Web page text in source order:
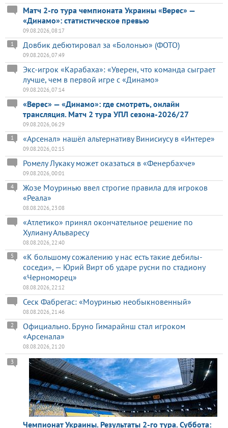
Матч 2-го тура чемпионата Украины «Верес» —
«Динамо»: статистическое превью
09.08.2026, 08:17
Довбик дебютировал за «Болонью» (ФОТО)
1
09.08.2026, 07:49
Экс-игрок «Карабаха»: «Уверен, что команда сыграет
лучше, чем в первой игре с «Динамо»
09.08.2026, 07:14
«Верес» — «Динамо»: где смотреть, онлайн
трансляция. Матч 2 тура УПЛ сезона-2026/27
09.08.2026, 06:29
«Арсенал» нашёл альтернативу Винисиусу в «Интере»
1
09.08.2026, 02:15
Ромелу Лукаку может оказаться в «Фенербахче»
09.08.2026, 00:01
Жозе Моуринью ввел строгие правила для игроков
«Реала»
4
08.08.2026, 23:08
«Атлетико» принял окончательное решение по
Хулиану Альваресу
08.08.2026, 22:40
«К большому сожалению у нас есть такие дебилы-
соседи», — Юрий Вирт об ударе русни по стадиону
«Черноморец»
5
08.08.2026, 22:12
Сеск Фабрегас: «Моуринью необыкновенный»
08.08.2026, 21:46
Официально. Бруно Гимарайнш стал игроком
«Арсенала»
2
08.08.2026, 21:20
Чемпионат Украины. Результаты 2-го тура. Суббота:
3